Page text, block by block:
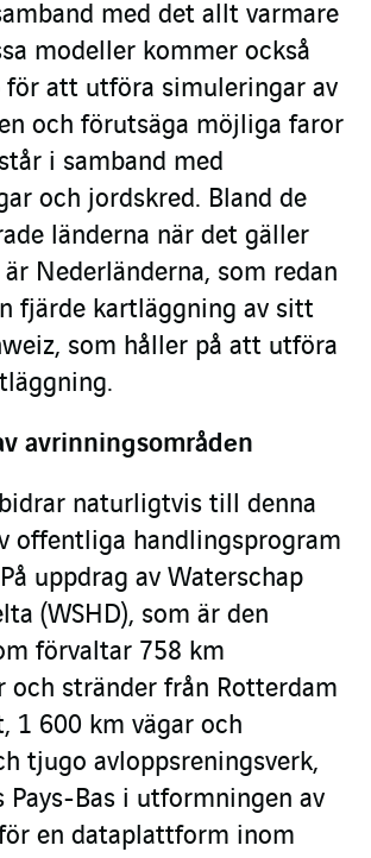
med det allt varmare
modeller kommer också
att utföra simuleringar av
och förutsäga möjliga faror
i samband med
och jordskred. Bland de
länderna när det gäller
Nederländerna, som redan
fjärde kartläggning av sitt
som håller på att utföra
avrinningsområden
naturligtvis till denna
offentliga handlingsprogram
uppdrag av Waterschap
(WSHD), som är den
förvaltar 758 km
och stränder från Rotterdam
1 600 km vägar och
tjugo avloppsreningsverk,
Pays-Bas i utformningen av
en dataplattform inom